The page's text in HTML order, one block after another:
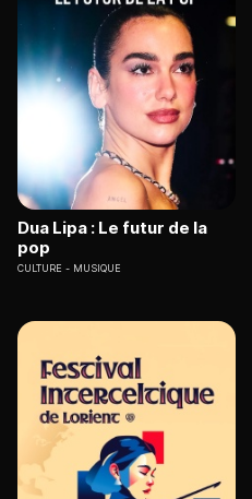
Dua Lipa : Le futur de la
pop
CULTURE MUSIQUE